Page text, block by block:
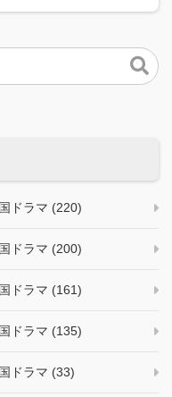
ドラマ (220)
ドラマ (200)
ドラマ (161)
ドラマ (135)
ドラマ (33)